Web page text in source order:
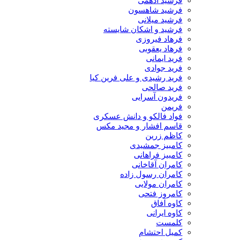
فرشید شاهسون
فرشید میلانی
فرشید و اشکان شایسته
فرهاد فیروزی
فرهاد یعقوبی
فرید ایمانی
فرید جوادی
فرید رشیدی و علی فرین کیا
فرید صالحی
فریدون آسرایی
فریمن
فواد فالکو و دانش عسکری
قاسم افشار و مجید مکس
کاظم زرین
کامبیز جمشیدی
کامبیز فراهانی
کامران آقاخانی
کامران رسول زاده
کامران مولایی
کامروز فتحی
کاوه آفاق
کاوه ایرانی
کلمست
کمیل احتشام